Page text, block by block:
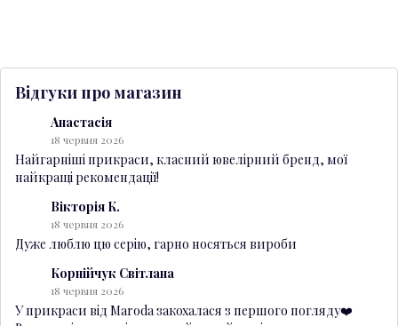
Відгуки про магазин
Анастасія
18 червня 2026
Найгарніші прикраси, класний ювелірний бренд, мої
найкращі рекомендації!
Вікторія К.
18 червня 2026
Дуже люблю цю серію, гарно носяться вироби
Корнійчук Світлана
18 червня 2026
У прикраси від Maroda закохалася з першого погляду❤️